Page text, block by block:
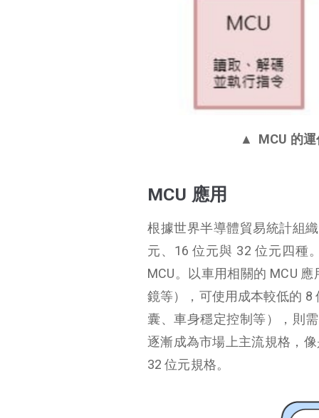
▲ MCU 的運
MCU 應用
根據世界半導體貿易統計組
元、16 位元與 32 位元四種
MCU。以車用相關的 MCU
鏡等），可使用成本較低的 8
囊、車身穩定控制等），則
逐漸成為市場上主流規格，
32 位元規格。